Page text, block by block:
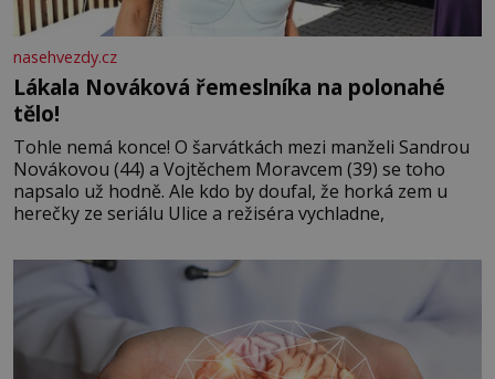
nasehvezdy.cz
Lákala Nováková řemeslníka na polonahé
tělo!
Tohle nemá konce! O šarvátkách mezi manželi Sandrou
Novákovou (44) a Vojtěchem Moravcem (39) se toho
napsalo už hodně. Ale kdo by doufal, že horká zem u
herečky ze seriálu Ulice a režiséra vychladne,